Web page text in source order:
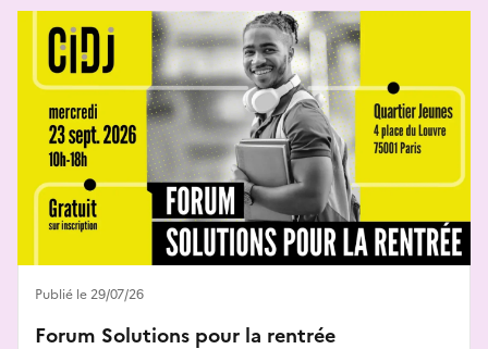
Forum Solutions pour la rentrée
Publié le 29/07/26